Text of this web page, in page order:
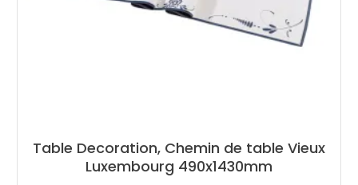
Table Decoration, Chemin de table Vieux
Luxembourg 490x1430mm